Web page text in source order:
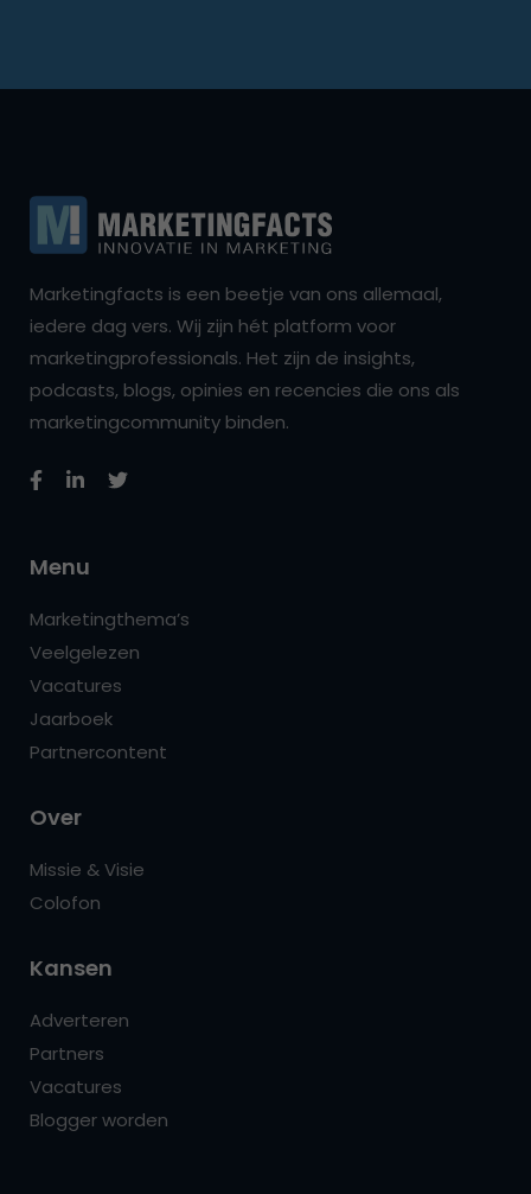
Marketingfacts is een beetje van ons allemaal,
iedere dag vers. Wij zijn hét platform voor
marketingprofessionals. Het zijn de insights,
podcasts, blogs, opinies en recencies die ons als
marketingcommunity binden.
Menu
Marketingthema’s
Veelgelezen
Vacatures
Jaarboek
Partnercontent
Over
Missie & Visie
Colofon
Kansen
Adverteren
Partners
Vacatures
Blogger worden